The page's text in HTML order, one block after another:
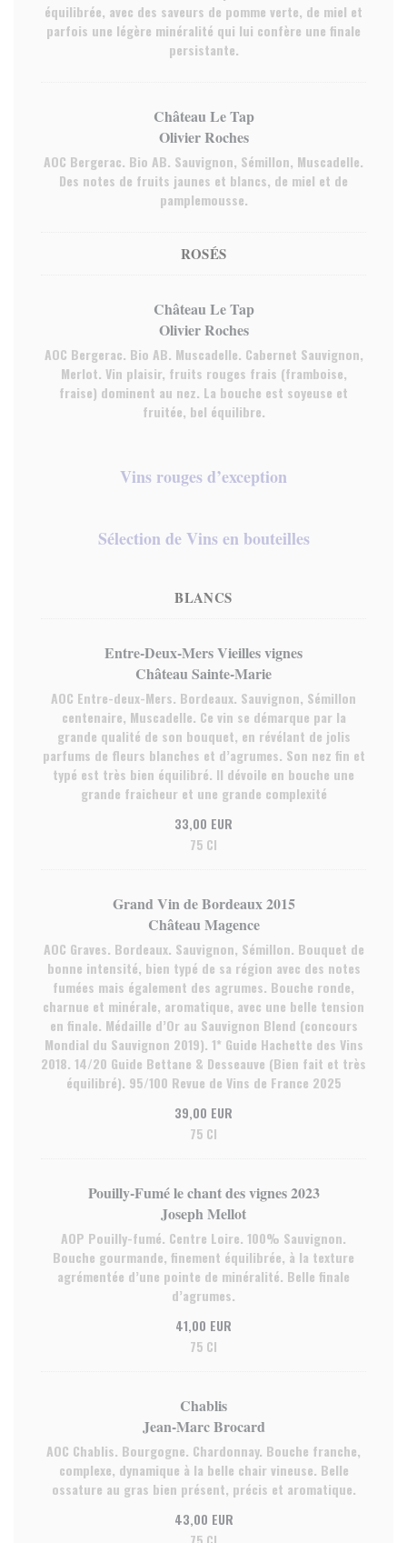
équilibrée, avec des saveurs de pomme verte, de miel et
parfois une légère minéralité qui lui confère une finale
persistante.
Château Le Tap
Olivier Roches
AOC Bergerac. Bio AB. Sauvignon, Sémillon, Muscadelle.
Des notes de fruits jaunes et blancs, de miel et de
pamplemousse.
ROSÉS
Château Le Tap
Olivier Roches
AOC Bergerac. Bio AB. Muscadelle. Cabernet Sauvignon,
Merlot. Vin plaisir, fruits rouges frais (framboise,
fraise) dominent au nez. La bouche est soyeuse et
fruitée, bel équilibre.
Vins rouges d’exception
Sélection de Vins en bouteilles
BLANCS
Entre-Deux-Mers Vieilles vignes
Château Sainte-Marie
AOC Entre-deux-Mers. Bordeaux. Sauvignon, Sémillon
centenaire, Muscadelle. Ce vin se démarque par la
grande qualité de son bouquet, en révélant de jolis
parfums de fleurs blanches et d’agrumes. Son nez fin et
typé est très bien équilibré. Il dévoile en bouche une
grande fraicheur et une grande complexité
33,00 EUR
75 Cl
Grand Vin de Bordeaux 2015
Château Magence
AOC Graves. Bordeaux. Sauvignon, Sémillon. Bouquet de
bonne intensité, bien typé de sa région avec des notes
fumées mais également des agrumes. Bouche ronde,
charnue et minérale, aromatique, avec une belle tension
en finale. Médaille d’Or au Sauvignon Blend (concours
Mondial du Sauvignon 2019). 1* Guide Hachette des Vins
2018. 14/20 Guide Bettane & Desseauve (Bien fait et très
équilibré). 95/100 Revue de Vins de France 2025
39,00 EUR
75 Cl
Pouilly-Fumé le chant des vignes 2023
Joseph Mellot
AOP Pouilly-fumé. Centre Loire. 100% Sauvignon.
Bouche gourmande, finement équilibrée, à la texture
agrémentée d’une pointe de minéralité. Belle finale
d’agrumes.
41,00 EUR
75 Cl
Chablis
Jean-Marc Brocard
AOC Chablis. Bourgogne. Chardonnay. Bouche franche,
complexe, dynamique à la belle chair vineuse. Belle
ossature au gras bien présent, précis et aromatique.
43,00 EUR